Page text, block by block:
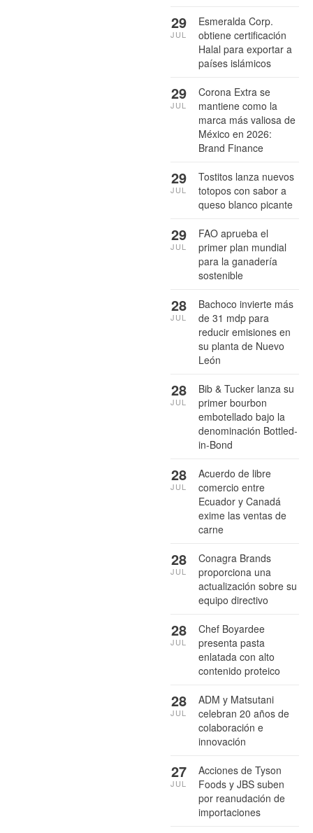
Esmeralda Corp.
obtiene certificación
Halal para exportar a
países islámicos
29
JUL
Corona Extra se
mantiene como la
marca más valiosa de
México en 2026:
Brand Finance
29
JUL
Tostitos lanza nuevos
totopos con sabor a
queso blanco picante
29
JUL
FAO aprueba el
primer plan mundial
para la ganadería
sostenible
29
JUL
Bachoco invierte más
de 31 mdp para
reducir emisiones en
su planta de Nuevo
León
28
JUL
Bib & Tucker lanza su
primer bourbon
embotellado bajo la
denominación Bottled-
in-Bond
28
JUL
Acuerdo de libre
comercio entre
Ecuador y Canadá
exime las ventas de
carne
28
JUL
Conagra Brands
proporciona una
actualización sobre su
equipo directivo
28
JUL
Chef Boyardee
presenta pasta
enlatada con alto
contenido proteico
28
JUL
ADM y Matsutani
celebran 20 años de
colaboración e
innovación
28
JUL
Acciones de Tyson
Foods y JBS suben
por reanudación de
importaciones
27
JUL